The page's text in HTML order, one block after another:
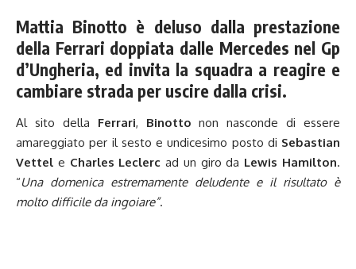
Mattia Binotto è deluso dalla prestazione
della Ferrari doppiata dalle Mercedes nel Gp
d’Ungheria, ed invita la squadra a reagire e
cambiare strada per uscire dalla crisi.
Al sito della Ferrari, Binotto non nasconde di essere
amareggiato per il sesto e undicesimo posto di Sebastian
Vettel e Charles Leclerc ad un giro da Lewis Hamilton.
“Una domenica estremamente deludente e il risultato è
molto difficile da ingoiare”.